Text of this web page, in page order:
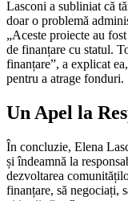
Lasconi a subliniat că
doar o problemă
„Aceste proiecte au
de finanțare cu statul.
finanțare”, a explicat
pentru a atrage fonduri.
Un Apel la
În concluzie, Elena
și îndeamnă la
dezvoltarea
finanțare, să negociați,